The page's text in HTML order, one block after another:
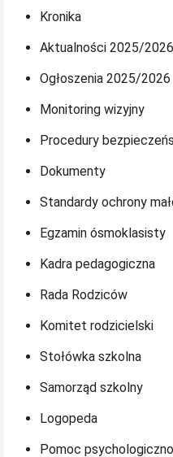
Kronika
Aktualności 2025/2026
Ogłoszenia 2025/2026
Monitoring wizyjny
Procedury
Dokumenty
Standardy ochrony
Egzamin ósmoklasisty
Kadra pedagogiczna
Rada Rodziców
Komitet rodzicielski
Stołówka szkolna
Samorząd szkolny
Logopeda
Pomoc